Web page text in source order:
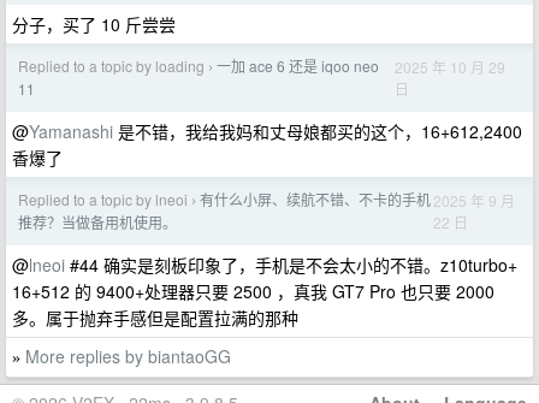
分子，买了 10 斤尝尝
Replied to a topic by loading › 一加 ace 6 还是 iqoo neo
11
2025 年 10 月 29
日
@Yamanashi 是不错，我给我妈和丈母娘都买的这个，16+612,2400
香爆了
Replied to a topic by lneoi › 有什么小屏、续航不错、不卡的手机
推荐？当做备用机使用。
2025 年 9 月
22 日
@lneoi #44 确实是刻板印象了，手机是不会太小的不错。z10turbo+
16+512 的 9400+处理器只要 2500 ，真我 GT7 Pro 也只要 2000
多。属于抛弃手感但是配置拉满的那种
» More replies by biantaoGG